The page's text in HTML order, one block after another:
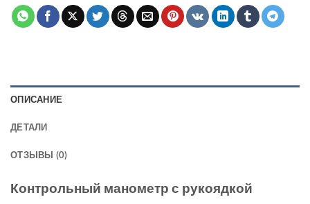
ОПИСАНИЕ
ДЕТАЛИ
ОТЗЫВЫ (0)
Контрольный манометр с рукоядкой